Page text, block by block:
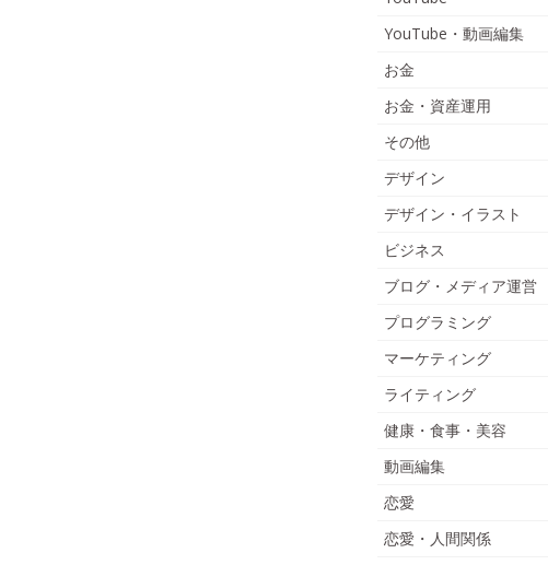
YouTube・動画編集
お金
お金・資産運用
その他
デザイン
デザイン・イラスト
ビジネス
ブログ・メディア運営
プログラミング
マーケティング
ライティング
健康・食事・美容
動画編集
恋愛
恋愛・人間関係